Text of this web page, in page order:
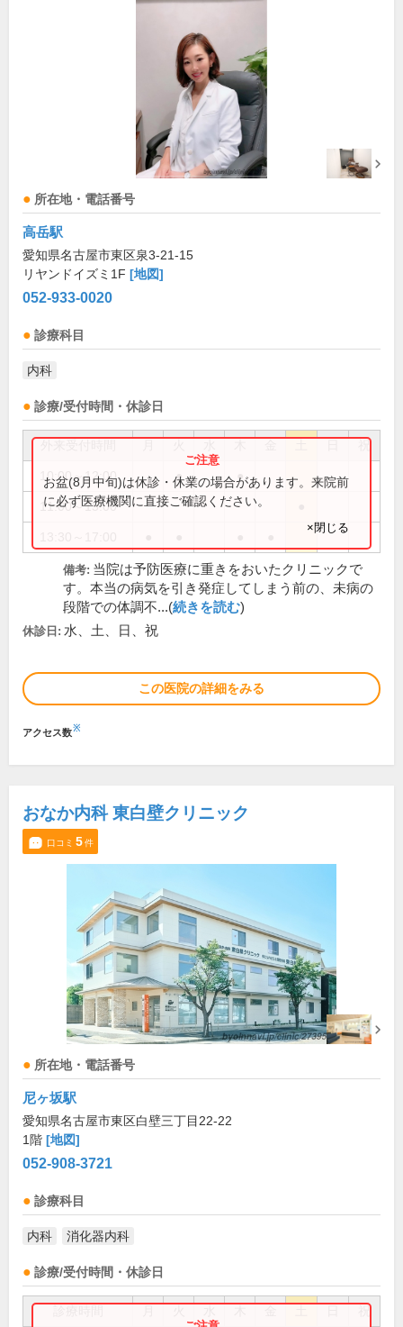
所在地・電話番号
高岳駅
愛知県名古屋市東区泉3-21-15
リヤンドイズミ1F [地図]
052-933-0020
診療科目
内科
診療/受付時間・休診日
祝
10:00～12:00 ● ●
11:00～15:00
お盆(8月中旬)は休診・休業の場合があります。来院前
に必ず医療機関に直接ご確認ください。
×閉じる
備考: 当院は予防医療に重きをおいたクリニックで
す。本当の病気を引き発症してしまう前の、未病の
段階での体調不...(続きを読む)
休診日: 水、土、日、祝
この医院の詳細をみる
アクセス数※
おなか内科 東白壁クリニック
口コミ 5件
所在地・電話番号
尼ヶ坂駅
愛知県名古屋市東区白壁三丁目22-22
1階 [地図]
052-908-3721
診療科目
内科 消化器内科
診療/受付時間・休診日
祝